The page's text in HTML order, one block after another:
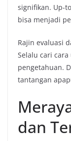
signifikan. Up-
bisa menjadi
Rajin evaluasi
Selalu cari
pengetahuan.
tantangan
dan